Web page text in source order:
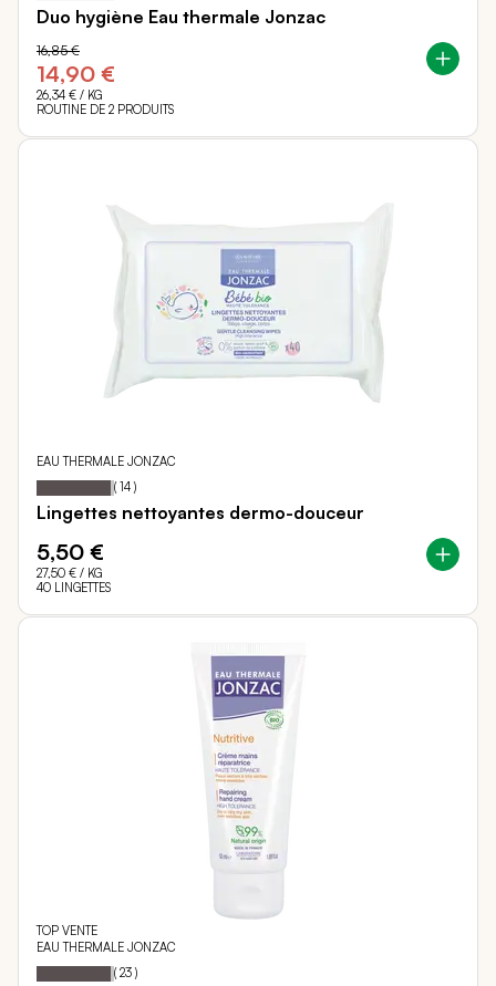
Duo hygiène Eau thermale Jonzac
14,90 €
16,85 €
26,34 € / KG
ROUTINE DE 2 PRODUITS
EAU THERMALE JONZAC
Notation: 96
% of
( 14 )
Lingettes nettoyantes dermo-douceur
5,50 €
27,50 € / KG
40 LINGETTES
TOP VENTE
EAU THERMALE JONZAC
Notation: 95
% of
( 23 )